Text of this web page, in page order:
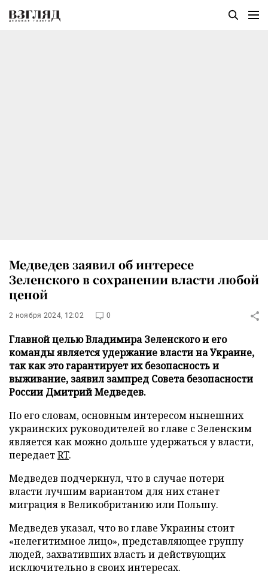
Медведев заявил об интересе
Зеленского в сохранении власти любой
ценой
2 ноября 2024, 12:02 0
Главной целью Владимира Зеленского и его
команды является удержание власти на Украине,
так как это гарантирует их безопасность и
выживание, заявил зампред Совета безопасности
России Дмитрий Медведев.
По его словам, основным интересом нынешних
украинских руководителей во главе с Зеленским
является как можно дольше удержаться у власти,
передаетRT.
Медведев подчеркнул, что в случае потери
власти лучшим вариантом для них станет
миграция в Великобританию или Польшу.
Медведев указал, что во главе Украины стоит
«нелегитимное лицо», представляющее группу
людей, захвативших власть и действующих
исключительно в своих интересах.